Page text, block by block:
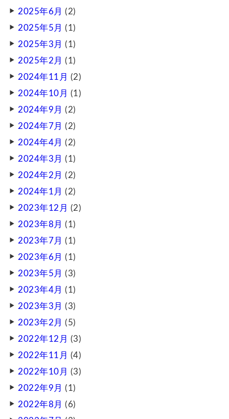
2025年6月 (2)
2025年5月 (1)
2025年3月 (1)
2025年2月 (1)
2024年11月 (2)
2024年10月 (1)
2024年9月 (2)
2024年7月 (2)
2024年4月 (2)
2024年3月 (1)
2024年2月 (2)
2024年1月 (2)
2023年12月 (2)
2023年8月 (1)
2023年7月 (1)
2023年6月 (1)
2023年5月 (3)
2023年4月 (1)
2023年3月 (3)
2023年2月 (5)
2022年12月 (3)
2022年11月 (4)
2022年10月 (3)
2022年9月 (1)
2022年8月 (6)